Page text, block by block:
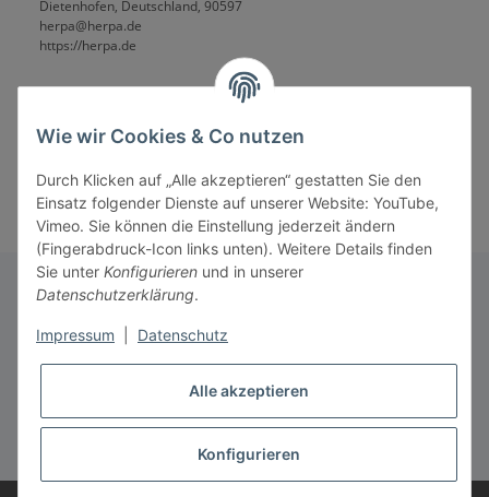
Dietenhofen, Deutschland, 90597
herpa@herpa.de
https://herpa.de
Informationen
Gesetzliche Informationen
* Alle Preise inkl. gesetzlicher USt., zzgl.Versand
Wie wir Cookies & Co nutzen
Durch Klicken auf „Alle akzeptieren“ gestatten Sie den
Einsatz folgender Dienste auf unserer Website: YouTube,
Vimeo. Sie können die Einstellung jederzeit ändern
(Fingerabdruck-Icon links unten). Weitere Details finden
Sie unter Konfigurieren und in unserer
Datenschutzerklärung.
Impressum Datenschutz
Alle akzeptieren
Konfigurieren